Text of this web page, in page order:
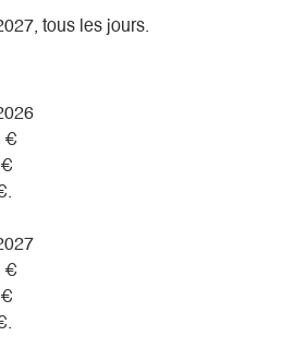
tous les jours.
€
€